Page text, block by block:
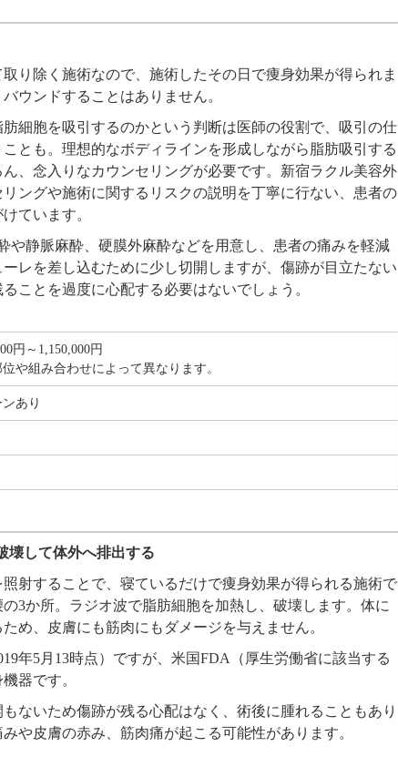
り除く施術なので、施術したその日で痩身効果が得られま
ウンドすることはありません。
細胞を吸引するのかという判断は医師の役割で、吸引の仕
とも。理想的なボディラインを形成しながら脂肪吸引する
、念入りなカウンセリングが必要です。新宿ラクル美容外
ングや施術に関するリスクの説明を丁寧に行ない、患者の
ています。
や静脈麻酔、硬膜外麻酔などを用意し、患者の痛みを軽減
レを差し込むために少し切開しますが、傷跡が目立たない
ことを過度に心配する必要はないでしょう。
円～1,150,000円
や組み合わせによって異なります。
あり
壊して体外へ排出する
射することで、寝ているだけで痩身効果が得られる施術で
3か所。ラジオ波で脂肪細胞を加熱し、破壊します。体に
め、皮膚にも筋肉にもダメージを与えません。
年5月13時点）ですが、米国FDA（厚生労働省に該当する
器です。
ないため傷跡が残る心配はなく、術後に腫れることもあり
や皮膚の赤み、筋肉痛が起こる可能性があります。